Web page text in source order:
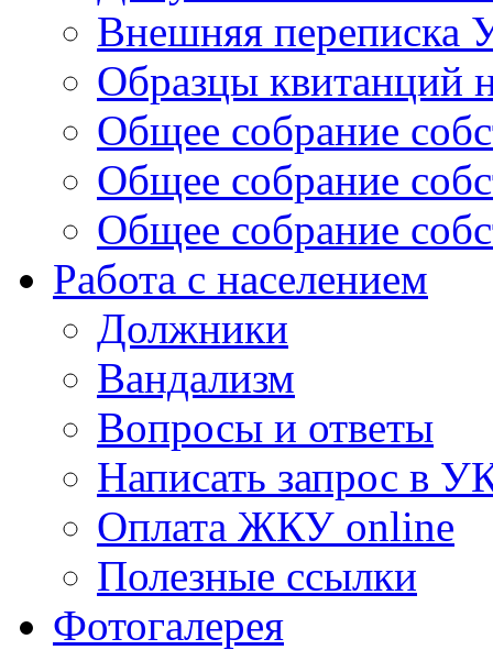
Внешняя переписка
Образцы квитанций
Общее собрание
Общее собрание
Общее собрание
Работа с населением
Должники
Вандализм
Вопросы и ответы
Написать запрос в
Оплата ЖКУ online
Полезные ссылки
Фотогалерея